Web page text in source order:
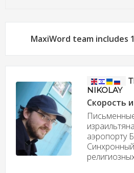
MaxiWord team includes
NIKOLAY
Скорость
аэропорту